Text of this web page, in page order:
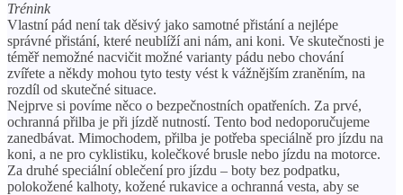
Trénink
Vlastní pád není tak děsivý jako samotné přistání a nejlépe
správné přistání, které neublíží ani nám, ani koni. Ve skutečnosti je
téměř nemožné nacvičit možné varianty pádu nebo chování
zvířete a někdy mohou tyto testy vést k vážnějším zraněním, na
rozdíl od skutečné situace.
Nejprve si povíme něco o bezpečnostních opatřeních. Za prvé,
ochranná přilba je při jízdě nutností. Tento bod nedoporučujeme
zanedbávat. Mimochodem, přilba je potřeba speciálně pro jízdu na
koni, a ne pro cyklistiku, kolečkové brusle nebo jízdu na motorce.
Za druhé speciální oblečení pro jízdu – boty bez podpatku,
polokožené kalhoty, kožené rukavice a ochranná vesta, aby se